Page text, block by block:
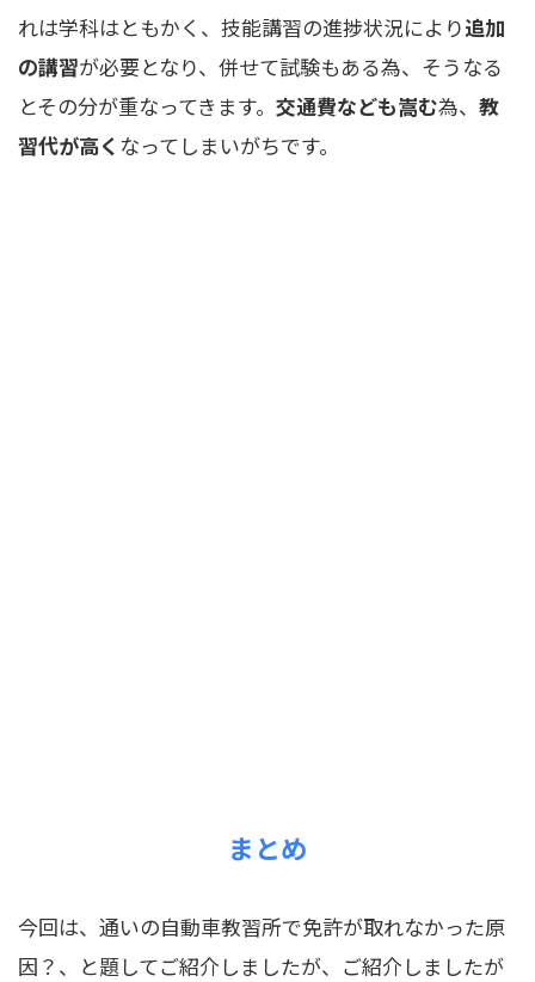
れは学科はともかく、技能講習の進捗状況により追加
の講習が必要となり、併せて試験もある為、そうなる
とその分が重なってきます。 交通費なども嵩む為、 教
習代が高く なってしまいがちです。
まとめ
今回は、通いの自動車教習所で免許が取れなかった原
因？、と題してご紹介しましたが、ご紹介しましたが